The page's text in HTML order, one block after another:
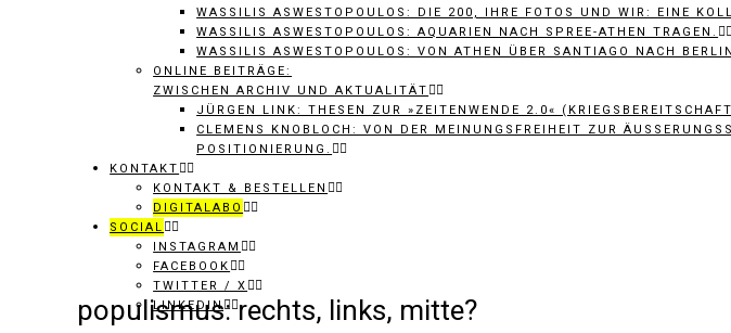
WASSILIS ASWESTOPOULOS: DIE 200, IHRE FOTOS UND WIR: EINE
WASSILIS ASWESTOPOULOS: AQUARIEN NACH SPREE-ATHEN TRAGEN.
WASSILIS ASWESTOPOULOS: VON ATHEN ÜBER SANTIAGO NACH
ONLINE BEITRÄGE:
ZWISCHEN ARCHIV UND AKTUALITÄT
JÜRGEN LINK: THESEN ZUR »ZEITENWENDE 2.0«
CLEMENS KNOBLOCH: VON DER MEINUNGSFREIHEIT ZUR
OSITIONIERUNG.
KONTAKT
KONTAKT & BESTELLEN
DIGITALABO
SOCIAL
INSTAGRAM
FACEBOOK
TWITTER / X
LINKEDIN
populismus: rechts, links, mitte?